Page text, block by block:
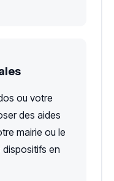
ou votre
des aides
mairie ou le
dispositifs en